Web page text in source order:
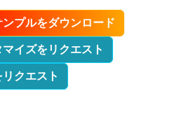
プルをダウンロード
イズをリクエスト
クエスト